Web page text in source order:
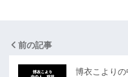
前の記事
博衣こより